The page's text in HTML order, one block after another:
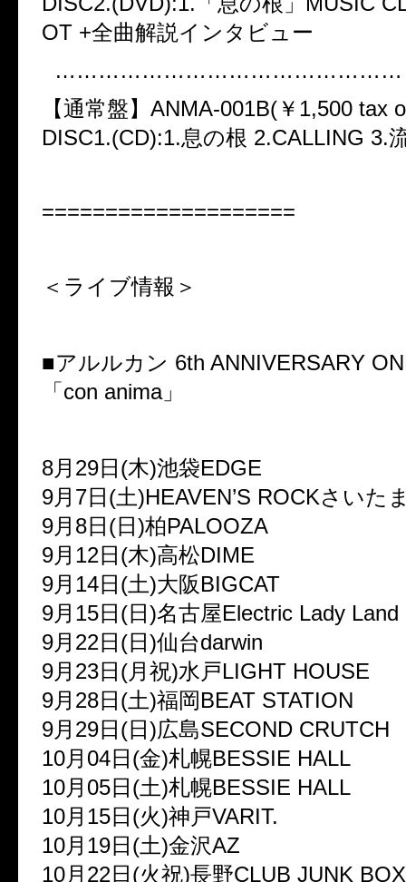
OT +全曲解説インタビュー
…………………………………………
【通常盤】 ANMA-001B( ￥ 1,500 tax
DISC1.(CD):1.息の根 2.CALLING 3.
====================
＜ライブ情報＞
■アルルカン 6th ANNIVERSARY
「 con anima」
8月 29日 (木)池袋EDGE
9月 7日 (土)HEAVEN’S ROCKさいた
9月 8日 (日 )柏PALOOZA
9月 12日 (木)高松DIME
9月 14日 (土)大阪BIGCAT
9月 15日 (日 )名古屋Electric Lady Land
9月 22日 (日 )仙台darwin
9月 23日 (月祝)水戸LIGHT HOUSE
9月 28日 (土)福岡 BEAT STATION
9月 29日 (日 )広島SECOND CRUTCH
10月 04日 (金)札幌BESSIE HALL
10月 05日 (土)札幌BESSIE HALL
10月 15日 (火)神戸VARIT.
10月 19日 (土)金沢AZ
10月 22日 (火祝)長野CLUB JUNK BOX